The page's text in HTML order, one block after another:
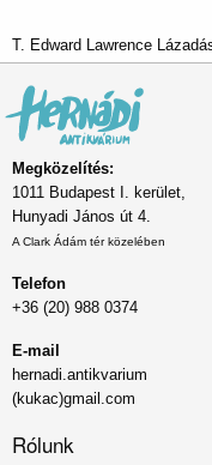
T. Edward Lawrence
Megközelítés:
1011 Budapest I. kerület,
Hunyadi János út 4.
A Clark Ádám tér közelében
Telefon
+36 (20) 988 0374
E-mail
hernadi.antikvarium
(kukac)gmail.com
Rólunk